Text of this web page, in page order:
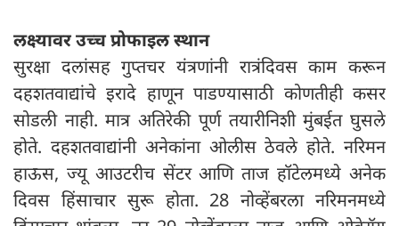
लक्ष्यावर उच्च प्रोफाइल स्थान
सुरक्षा दलांसह गुप्तचर यंत्रणांनी रात्रंदिवस काम करून
दहशतवाद्यांचे इरादे हाणून पाडण्यासाठी कोणतीही कसर
सोडली नाही. मात्र अतिरेकी पूर्ण तयारीनिशी मुंबईत घुसले
होते. दहशतवाद्यांनी अनेकांना ओलीस ठेवले होते. नरिमन
हाऊस, ज्यू आउटरीच सेंटर आणि ताज हॉटेलमध्ये अनेक
दिवस हिंसाचार सुरू होता. 28 नोव्हेंबरला नरिमनमध्ये